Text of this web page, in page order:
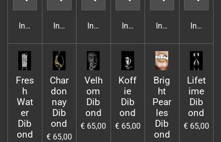
In winkelwagenIn winkelwagenIn winkelwagenIn winkelwagenIn winkelwagen
In
Fres
h
Wat
er
Dib
ond
Char
don
nay
Dib
ond
€ 65,00
Velh
om
Dib
ond
€ 65,00
Koff
ie
Dib
ond
€ 65,00
Brig
ht
Pear
les
Dib
ond
Lifet
ime
Dib
ond
€ 65,00